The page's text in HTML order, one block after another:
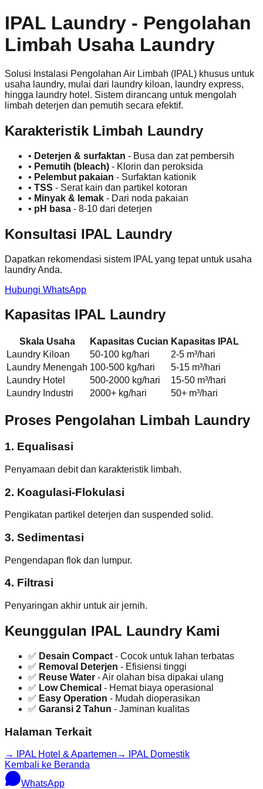
IPAL Laundry - Pengolahan
Limbah Usaha Laundry
Solusi Instalasi Pengolahan Air Limbah (IPAL) khusus untuk
usaha laundry, mulai dari laundry kiloan, laundry express,
hingga laundry hotel. Sistem dirancang untuk mengolah
limbah deterjen dan pemutih secara efektif.
Karakteristik Limbah Laundry
• Deterjen & surfaktan - Busa dan zat pembersih
• Pemutih (bleach) - Klorin dan peroksida
• Pelembut pakaian - Surfaktan kationik
• TSS - Serat kain dan partikel kotoran
• Minyak & lemak - Dari noda pakaian
• pH basa - 8-10 dari deterjen
Konsultasi IPAL Laundry
Dapatkan rekomendasi sistem IPAL yang tepat untuk usaha
laundry Anda.
Hubungi WhatsApp
Kapasitas IPAL Laundry
Skala Usaha Kapasitas Cucian Kapasitas IPAL
Laundry Kiloan
50-100 kg/hari
2-5 m³/hari
Laundry Menengah 100-500 kg/hari
5-15 m³/hari
Laundry Hotel
500-2000 kg/hari
15-50 m³/hari
Laundry Industri
2000+ kg/hari 50+ m³/hari
Proses Pengolahan Limbah Laundry
1. Equalisasi
Penyamaan debit dan karakteristik limbah.
2. Koagulasi-Flokulasi
Pengikatan partikel deterjen dan suspended solid.
3. Sedimentasi
Pengendapan flok dan lumpur.
4. Filtrasi
Penyaringan akhir untuk air jernih.
Keunggulan IPAL Laundry Kami
✅ Desain Compact - Cocok untuk lahan terbatas
✅ Removal Deterjen - Efisiensi tinggi
✅ Reuse Water - Air olahan bisa dipakai ulang
✅ Low Chemical - Hemat biaya operasional
✅ Easy Operation - Mudah dioperasikan
✅ Garansi 2 Tahun - Jaminan kualitas
Halaman Terkait
→ IPAL Hotel & Apartemen → IPAL Domestik
Kembali ke Beranda
WhatsApp